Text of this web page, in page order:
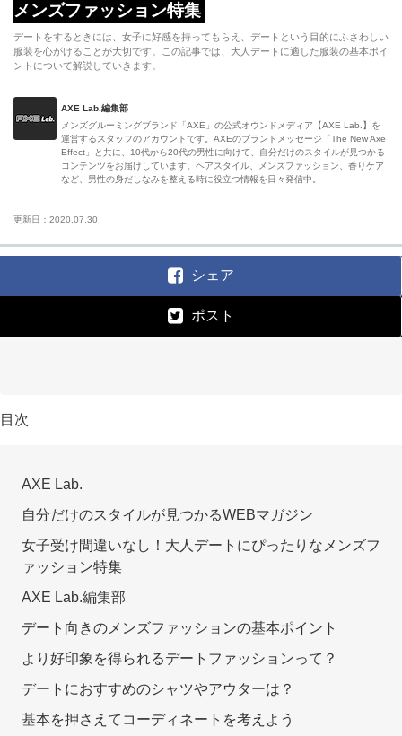
メンズファッション特集
デートをするときには、女子に好感を持ってもらえ、デートという目的にふさわしい
服装を心がけることが大切です。この記事では、大人デートに適した服装の基本ポイ
ントについて解説していきます。
AXE Lab.編集部
メンズグルーミングブランド「AXE」の公式オウンドメディア【AXE Lab.】を
運営するスタッフのアカウントです。AXEのブランドメッセージ「The New Axe
Effect」と共に、10代から20代の男性に向けて、自分だけのスタイルが見つかる
コンテンツをお届けしています。ヘアスタイル、メンズファッション、香りケア
など、男性の身だしなみを整える時に役立つ情報を日々発信中。
更新日：2020.07.30
シェア
ポスト
目次
AXE Lab.
自分だけのスタイルが見つかるWEBマガジン
女子受け間違いなし！大人デートにぴったりなメンズフ
ァッション特集
AXE Lab.編集部
デート向きのメンズファッションの基本ポイント
より好印象を得られるデートファッションって？
デートにおすすめのシャツやアウターは？
基本を押さえてコーディネートを考えよう